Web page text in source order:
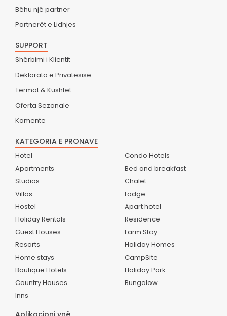
Bëhu një partner
Partnerët e Lidhjes
SUPPORT
Shërbimi i Klientit
Deklarata e Privatësisë
Termat & Kushtet
Oferta Sezonale
Komente
KATEGORIA E PRONAVE
Hotel
Apartments
Studios
Villas
Hostel
Holiday Rentals
Guest Houses
Resorts
Home stays
Boutique Hotels
Country Houses
Inns
Condo Hotels
Bed and breakfast
Chalet
Lodge
Apart hotel
Residence
Farm Stay
Holiday Homes
CampSite
Holiday Park
Bungalow